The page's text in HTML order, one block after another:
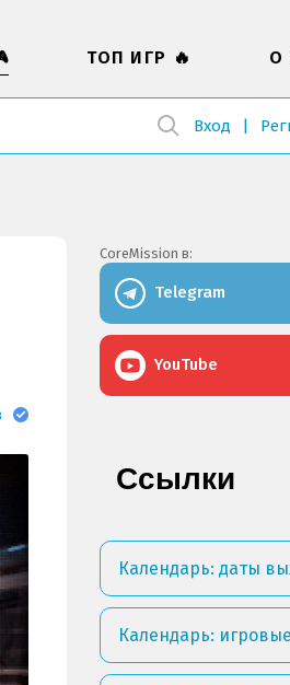
Вход
ТОП ИГР 🔥 О
CoreMission в:
Telegram
YouTube
Ссылки
Календарь: даты
Календарь: